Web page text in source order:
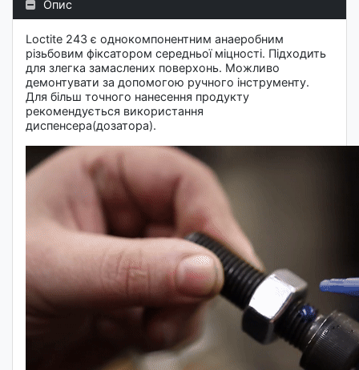
Опис
Loctite 243 є однокомпонентним анаеробним
різьбовим фіксатором середньої міцності. Підходить
для злегка замаслених поверхонь. Можливо
демонтувати за допомогою ручного інструменту.
Для більш точного нанесення продукту
рекомендується використання
диспенсера(дозатора).